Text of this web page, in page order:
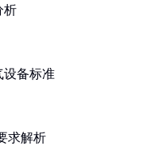
析
设备标准
求解析